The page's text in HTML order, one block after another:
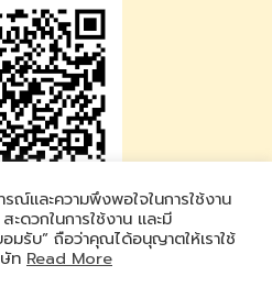
ณ์และความพึงพอใจในการใช้งาน
ะดวกในการใช้งาน และมี
มรับ” ถือว่าคุณได้อนุญาตให้เราใช้
ท Read More
Travel
: @vinitotravel